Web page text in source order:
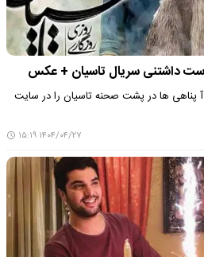
داشتنی سریال تاسیان + عکس
آ پناهی ها در پشت صحنه تاسیان را در سایت
۱۴۰۴/۰۴/۲۷ ۱۵:۱۹